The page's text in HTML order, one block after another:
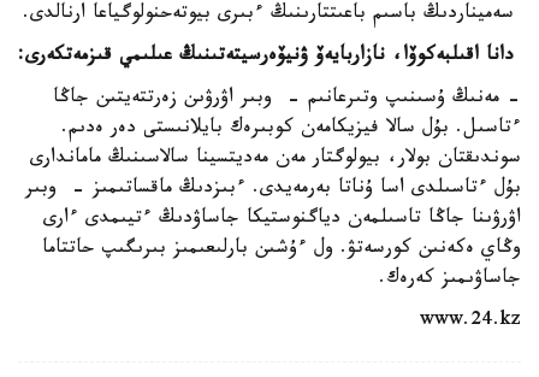
سەميناردىڭ باسىم باعىتتارىنىڭ ءبىرى بيوتەحنولوگياعا ارنالدى.
دانا اقىلبەكوۆا، نازاربايەۆ ۋنيۆەرسيتەتىنىڭ عىلىمي قىزمەتكەرى:
- مەنىڭ ۇسىنىپ وتىرعانىم - وبىر اۋرۋىن زەرتتەيتىن جاڭا
ءتاسىل. بۇل سالا فيزيكامەن كوبىرەك بايلانىستى دەر ەدىم.
سوندىقتان بولار، بيولوگتار مەن مەديتسينا سالاسىنىڭ ماماندارى
بۇل ءتاسىلدى اسا ۇناتا بەرمەيدى. ءبىزدىڭ ماقساتىمىز - وبىر
اۋرۋىنا جاڭا تاسىلمەن دياگنوستيكا جاساۋدىڭ ءتيىمدى ءارى
وڭاي ەكەنىن كورسەتۋ. ول ءۇشىن بارلىعىمىز بىرىگىپ حاتتاما
جاساۋىمىز كەرەك.
www.24.kz